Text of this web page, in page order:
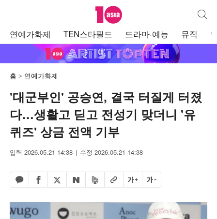
텐아시아 통합
연예가화제 TEN스타필드 드라마·예능 뮤직
홈 연예가화제
'대군부인' 공승연, 결국 터질게 터졌
다…생활고 딛고 전성기 맞더니 '유
퀴즈' 상금 전액 기부
입력 2026.05.21 14:38 수정 2026.05.21 14:38
카카오톡 공유하기
페이스북 공유하기
엑스 공유하기
네이버 공유하기
밴드 공유하기
URL복사글자 크게글자 작게